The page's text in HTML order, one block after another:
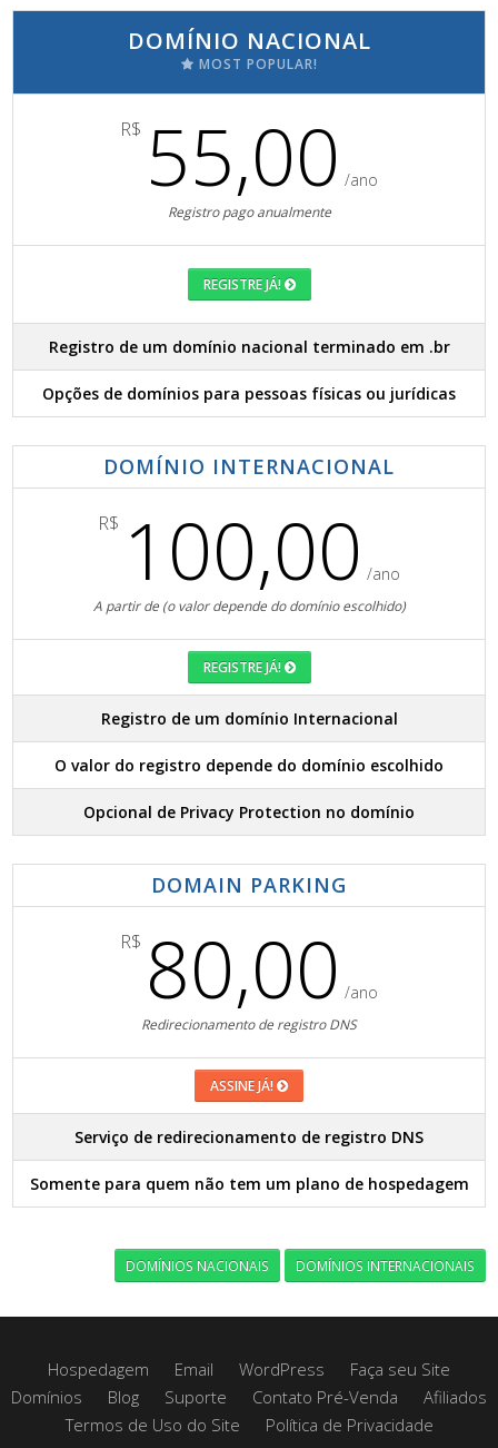
DOMÍNIO NACIONAL
MOST POPULAR!
R$ 55,00 /ano
Registro pago anualmente
REGISTRE JÁ!
Registro de um domínio nacional terminado em .br
Opções de domínios para pessoas físicas ou jurídicas
DOMÍNIO INTERNACIONAL
R$ 100,00 /ano
A partir de (o valor depende do domínio escolhido)
REGISTRE JÁ!
Registro de um domínio Internacional
O valor do registro depende do domínio escolhido
Opcional de Privacy Protection no domínio
DOMAIN PARKING
R$ 80,00 /ano
Redirecionamento de registro DNS
ASSINE JÁ!
Serviço de redirecionamento de registro DNS
Somente para quem não tem um plano de hospedagem
DOMÍNIOS NACIONAIS DOMÍNIOS INTERNACIONAIS
Hospedagem Email WordPress
Faça seu Site
Domínios
Blog Suporte Contato Pré-Venda
Afiliados
Termos de Uso do Site
Política de Privacidade